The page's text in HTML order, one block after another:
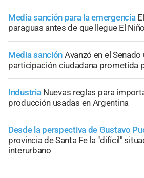
Media sanción para la emergencia
paraguas antes de que llegue El Niño
Media sanción Avanzó en el
participación ciudadana prometida
Industria Nuevas reglas para
producción usadas en Argentina
Desde la perspectiva de Gustavo
provincia de Santa Fe la "difícil"
interurbano